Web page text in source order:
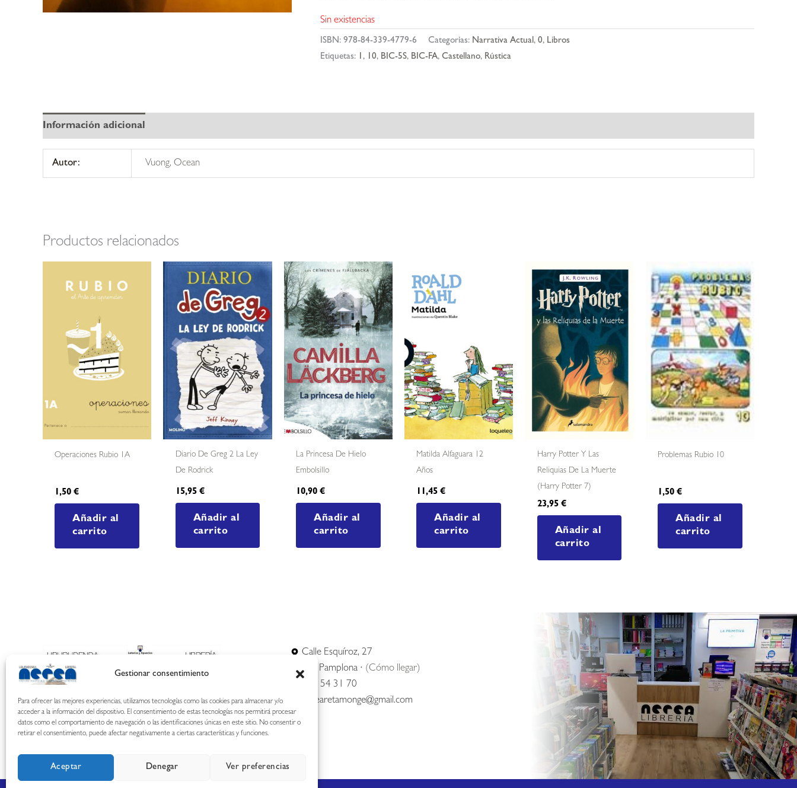
Gestionar consentimiento
Para ofrecer las mejores experiencias, utilizamos tecnologías como las cookies para almacenar y/o
acceder a la información del dispositivo. El consentimiento de estas tecnologías nos permitirá procesar
datos como el comportamiento de navegación o las identificaciones únicas en este sitio. No consentir o
retirar el consentimiento, puede afectar negativamente a ciertas características y funciones.
Aceptar Denegar Ver preferencias
Sin existencias
ISBN: 978-84-339-4779-6 Categorías: Narrativa Actual, 0, Libros
Etiquetas: 1 , 10, BIC-5S, BIC-FA, Castellano, Rústica
Información adicional
Autor: Vuong, Ocean
Productos relacionados
Operaciones Rubio 1A
1,50€
Añadir al
carrito
Diario De Greg 2 La Ley
De Rodrick
15,95 €
Añadir al
carrito
La Princesa De Hielo
Embolsillo
10,90€
Añadir al
carrito
Matilda Alfaguara 12
Años
11,45€
Añadir al
carrito
Harry Potter Y Las
Reliquias De La Muerte
(harry Potter 7)
23,95 €
Añadir al
carrito
Problemas Rubio 10
1,50€
Añadir al
carrito
Calle Esquíroz, 27
31007 Pamplona · (Cómo llegar)
687 54 31 70
nerearetamonge@gmail.com